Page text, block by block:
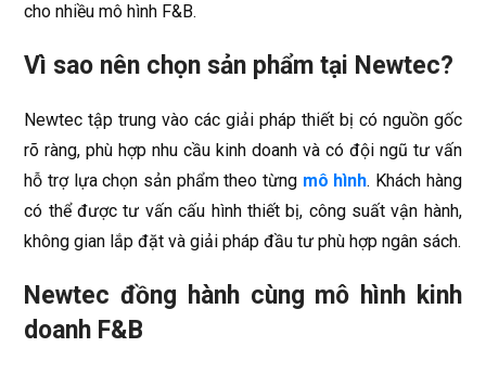
cho nhiều mô hình F&B.
Vì sao nên chọn sản phẩm tại Newtec?
Newtec tập trung vào các giải pháp thiết bị có nguồn gốc
rõ ràng, phù hợp nhu cầu kinh doanh và có đội ngũ tư vấn
hỗ trợ lựa chọn sản phẩm theo từng mô hình. Khách hàng
có thể được tư vấn cấu hình thiết bị, công suất vận hành,
không gian lắp đặt và giải pháp đầu tư phù hợp ngân sách.
Newtec đồng hành cùng mô hình kinh
doanh F&B